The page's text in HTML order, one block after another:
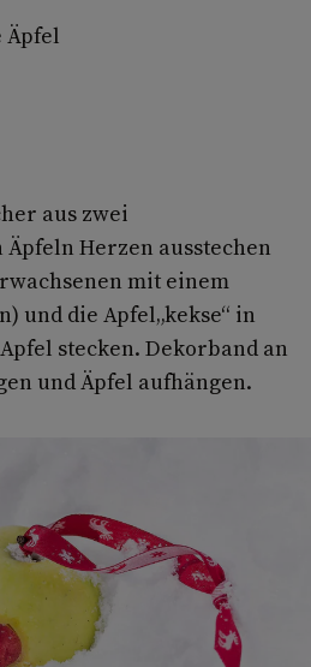
Äpfel
aus zwei
Herzen ausstechen
mit einem
und die Apfel„kekse“ in
stecken. Dekorband an
und Äpfel aufhängen.